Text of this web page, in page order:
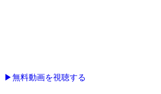
▶︎無料動画を視聴する